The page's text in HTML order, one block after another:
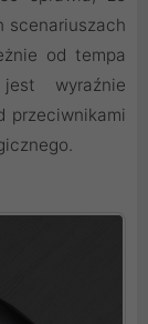
scenariuszach
od tempa
wyraźnie
przeciwnikami